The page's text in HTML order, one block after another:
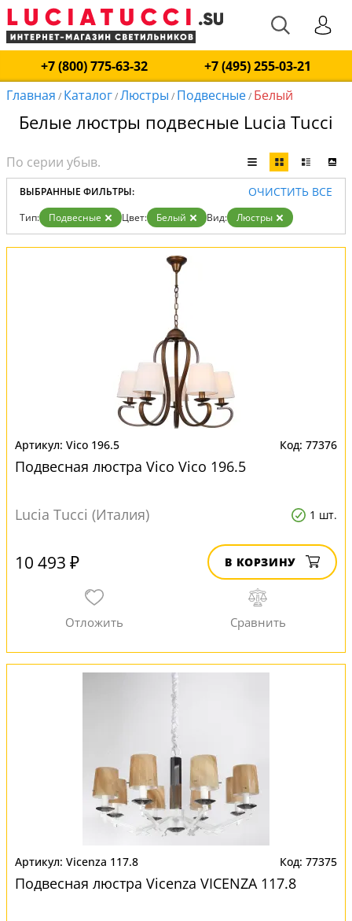
+7 (800) 775-63-32
+7 (495) 255-03-21
Главная / Каталог/Люстры / Подвесные/ Белый
Белые люстры подвесные Lucia Tucci
ВЫБРАННЫЕ ФИЛЬТРЫ: ОЧИСТИТЬ ВСЕ
Тип: Подвесные Цвет: Белый Вид: Люстры
Vico 196.5 77376
Подвесная люстра Vico Vico 196.5
Lucia Tucci (Италия) 1 шт.
10 493 ₽ В КОРЗИНУ
Vicenza 117.8 77375
Подвесная люстра Vicenza VICENZA 117.8